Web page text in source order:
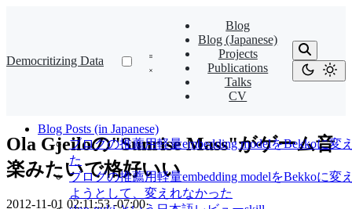
Democritizing Data
Blog
Blog (Japanese)
Projects
Publications
Talks
CV
Blog Posts (in Japanese)
ブログの推薦用軽量embedding modelをBekkoに変
た
ブログの推薦用軽量embedding modelをBekkoに変
ようとして、変えれなかった
Ola Gjeiloの"Sunrise Mass"がゲーム音
楽みたいで格好いい
2012-11-01 02:11:53 -07:00·